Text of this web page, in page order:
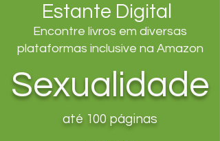
Estante Digital
Encontre livros em diversas
plataformas inclusive na Amazon
Sexualidade
até 100 páginas